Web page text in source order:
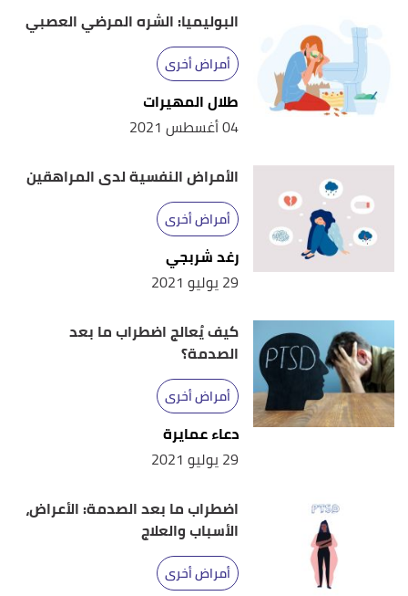
womenshealth
1/11/2022. Edited.
↑
"Binge Eating Disorder"
,beateatingdisorders,
Retrieved 1/11/2022. Edited.
beateatingdisorders , Retrieved 1/11/2022. Edited.
^أ "Binge eating disorder (BED)"
,nedc
, Retrieved
1/11/2022. Edited.
البوليميا: الشره المرضي العصبي
أمراض أخرى
طلال المهيرات
04 أغسطس 2021
الأمراض النفسية لدى المراهقين
أمراض أخرى
رغد شربجي
29 يوليو 2021
كيف يُعالج اضطراب ما بعد
الصدمة؟
أمراض أخرى
دعاء عمايرة
29 يوليو 2021
اضطراب ما بعد الصدمة: الأعراض،
الأسباب والعلاج
أمراض أخرى